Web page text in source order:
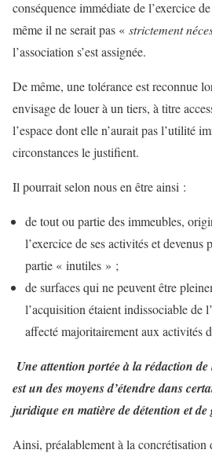
conséquence immédiate de l’exercice
même il ne serait pas « strictement
l’association s’est assignée.
De même, une tolérance est reconnue
envisage de louer à un tiers, à titre
l’espace dont elle n’aurait pas l’utilité
circonstances le justifient.
Il pourrait selon nous en être ainsi :
de tout ou partie des immeubles,
l’exercice de ses activités et devenus
partie « inutiles » ;
de surfaces qui ne peuvent être
l’acquisition étaient indissociable de
affecté majoritairement aux activités
Une attention portée à la rédaction de
est un des moyens d’étendre dans
juridique en matière de détention et
Ainsi, préalablement à la